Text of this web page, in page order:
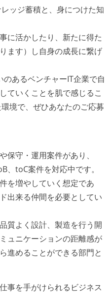
を担当するメンバーが中心
取り組み
ドには、全てコードレビュ
グを実施している
行われるべき」という価値
ており、日常的に実施して
的にリグレッションテスト
れている
ドに単体テストを記述、実
テストを記述、実施してい
コードを記述している
質チェックを義務づけてい
ッジ蓄積と、身につけた知
に活かしたり、新たに得た
ます）し自身の成長に繋げ
あるベンチャーIT企業で自
ていくことを肌で感じるこ
境で、ぜひあなたのご応募
保守・運用案件があり、
toC案件を対応中です。
を増やしていく想定であ
出来る仲間を必要としてい
質よく設計、製造を行う開
ュニケーションの距離感が
進めることができる部門と
事を手がけられるビジネス